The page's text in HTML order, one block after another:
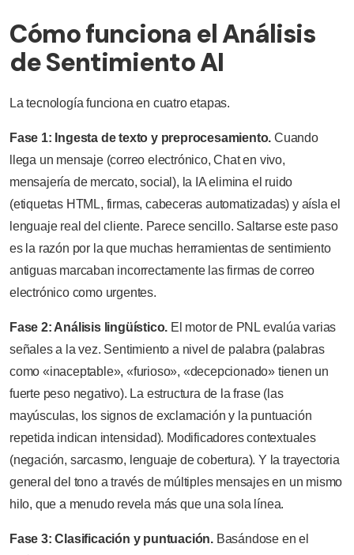
Cómo funciona el Análisis
de Sentimiento AI
La tecnología funciona en cuatro etapas.
Fase 1: Ingesta de texto y preprocesamiento. Cuando
llega un mensaje (correo electrónico, Chat en vivo,
mensajería de mercato, social), la IA elimina el ruido
(etiquetas HTML, firmas, cabeceras automatizadas) y aísla el
lenguaje real del cliente. Parece sencillo. Saltarse este paso
es la razón por la que muchas herramientas de sentimiento
antiguas marcaban incorrectamente las firmas de correo
electrónico como urgentes.
Fase 2: Análisis lingüístico. El motor de PNL evalúa varias
señales a la vez. Sentimiento a nivel de palabra (palabras
como «inaceptable», «furioso», «decepcionado» tienen un
fuerte peso negativo). La estructura de la frase (las
mayúsculas, los signos de exclamación y la puntuación
repetida indican intensidad). Modificadores contextuales
(negación, sarcasmo, lenguaje de cobertura). Y la trayectoria
general del tono a través de múltiples mensajes en un mismo
hilo, que a menudo revela más que una sola línea.
Fase 3: Clasificación y puntuación. Basándose en el